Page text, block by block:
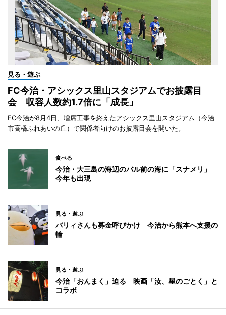
見る・遊ぶ
FC今治・アシックス里山スタジアムでお披露目
会 収容人数約1.7倍に「成長」
FC今治が8月4日、増席工事を終えたアシックス里山スタジアム（今治
市高橋ふれあいの丘）で関係者向けのお披露目会を開いた。
食べる
今治・大三島の海辺のバル前の海に「スナメリ」
今年も出現
見る・遊ぶ
バリィさんも募金呼びかけ 今治から熊本へ支援の
輪
見る・遊ぶ
今治「おんまく」迫る 映画「汝、星のごとく」と
コラボ